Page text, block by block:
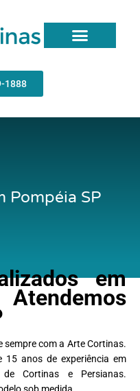
1888
Pompéia SP
em
sempre com a Arte Cortinas.
15 anos de experiência em
Cortinas e Persianas.
sob medida.